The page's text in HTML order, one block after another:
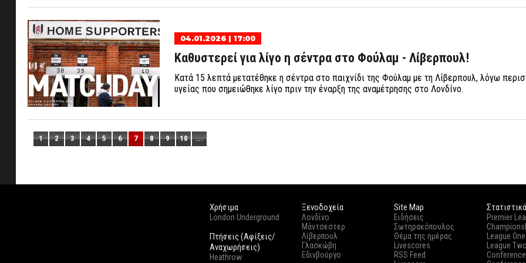
04.01.2026 | 17:00
Καθυστερεί για λίγο η σέντρα στο Φούλαμ - Λίβερπουλ!
Κατά 15 λεπτά μετατέθηκε η σέντρα στο παιχνίδι της Φούλαμ με τη Λίβερπουλ, λόγω
υγείας που σημειώθηκε λίγο πριν την έναρξη της αναμέτρησης στο Λονδίνο.
1 2 3 4 5 6 7 8 9 10 ...
Χρήσιμα
London Underground
Πτήσεις (Αφίξεις/
Αναχωρήσεις)
Heathrow
Ξενοδοχεία
Λονδίνο
Μάντσεστερ
Λίβερπουλ
Γλασκώβη
Εδινβούργο
Site Map
Ειδήσεις
Σωτηρακόπουλος
Θέμα της ημέρας
Livescores
RSS Feed
Στατιστικά
Premier
League One
League Two
Conference